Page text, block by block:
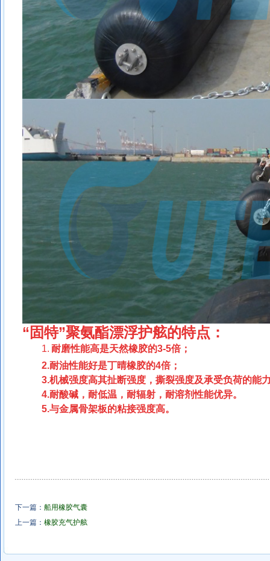
“固特”聚氨酯漂浮护舷的特点：
1. 耐磨性能高是天然橡胶的3-5倍；
2.耐油性能好是丁晴橡胶的4倍；
3.机械强度高其扯断强度，撕裂强度及承受负荷的能
4.耐酸碱，耐低温，耐辐射，耐溶剂性能优异。
5.与金属骨架板的粘接强度高。
下一篇： 船用橡胶气囊
上一篇： 橡胶充气护舷